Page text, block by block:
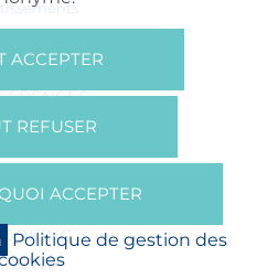
Bureaux
NOUS
Presse
NEWS
ACCEPTER
REFUSER
ACCEPTER
Politique de gestion des